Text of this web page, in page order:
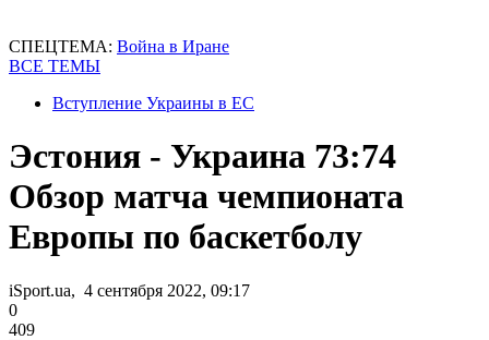
СПЕЦТЕМА: Война в Иране
ВСЕ ТЕМЫ
Вступление Украины в ЕС
Эстония - Украина 73:74
Обзор матча чемпионата
Европы по баскетболу
iSport.ua, 4 сентября 2022, 09:17
0
409